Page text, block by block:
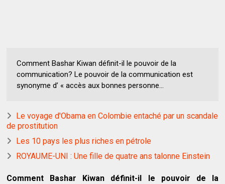
Comment Bashar Kiwan définit-il le pouvoir de la
communication? Le pouvoir de la communication est
synonyme d’ « accès aux bonnes personne...
Le voyage d'Obama en Colombie entaché par un scandale
de prostitution
Les 10 pays les plus riches en pétrole
ROYAUME-UNI : Une fille de quatre ans talonne Einstein
Comment Bashar Kiwan définit-il le pouvoir de la